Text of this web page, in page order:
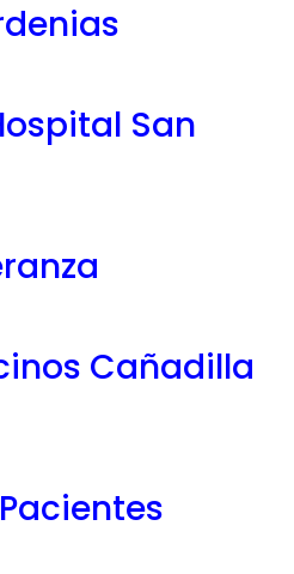
San
Cañadilla